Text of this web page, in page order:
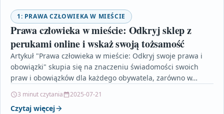
1: PRAWA CZŁOWIEKA W MIEŚCIE
Prawa człowieka w mieście: Odkryj sklep z
perukami online i wskaż swoją tożsamość
Artykuł "Prawa człowieka w mieście: Odkryj swoje prawa i
obowiązki" skupia się na znaczeniu świadomości swoich
praw i obowiązków dla każdego obywatela, zarówno w…
3 minut czytania 2025-07-21
Czytaj więcej